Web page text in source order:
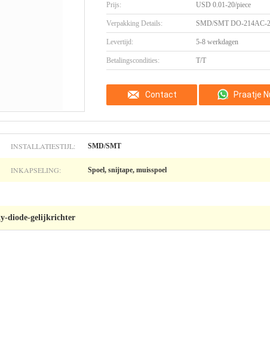
Prijs: USD 0.01-20/piece
Verpakking Details: SMD/SMT DO-214AC-2
Levertijd: 5-8 werkdagen
Betalingscondities: T/T
Contact Praatje
INSTALLATIESTIJL: SMD/SMT
INKAPSELING: Spoel, snijtape, muisspoel
diode-gelijkrichter